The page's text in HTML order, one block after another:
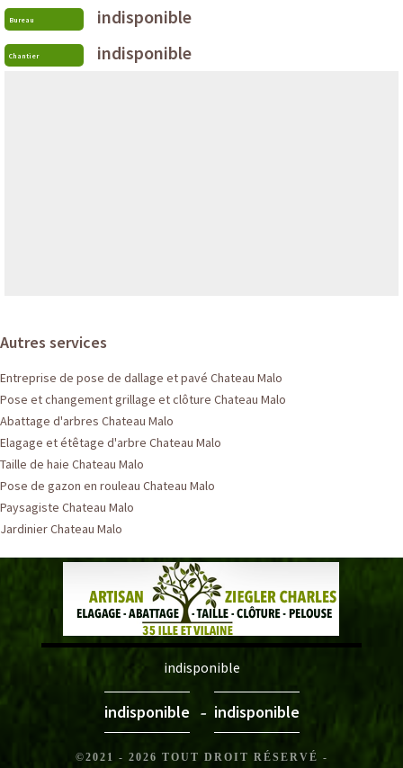
Bureau indisponible
Chantier indisponible
Autres services
Entreprise de pose de dallage et pavé Chateau Malo
Pose et changement grillage et clôture Chateau Malo
Abattage d'arbres Chateau Malo
Elagage et étêtage d'arbre Chateau Malo
Taille de haie Chateau Malo
Pose de gazon en rouleau Chateau Malo
Paysagiste Chateau Malo
Jardinier Chateau Malo
indisponible
indisponible - indisponible
©2021 - 2026 TOUT DROIT RÉSERVÉ -